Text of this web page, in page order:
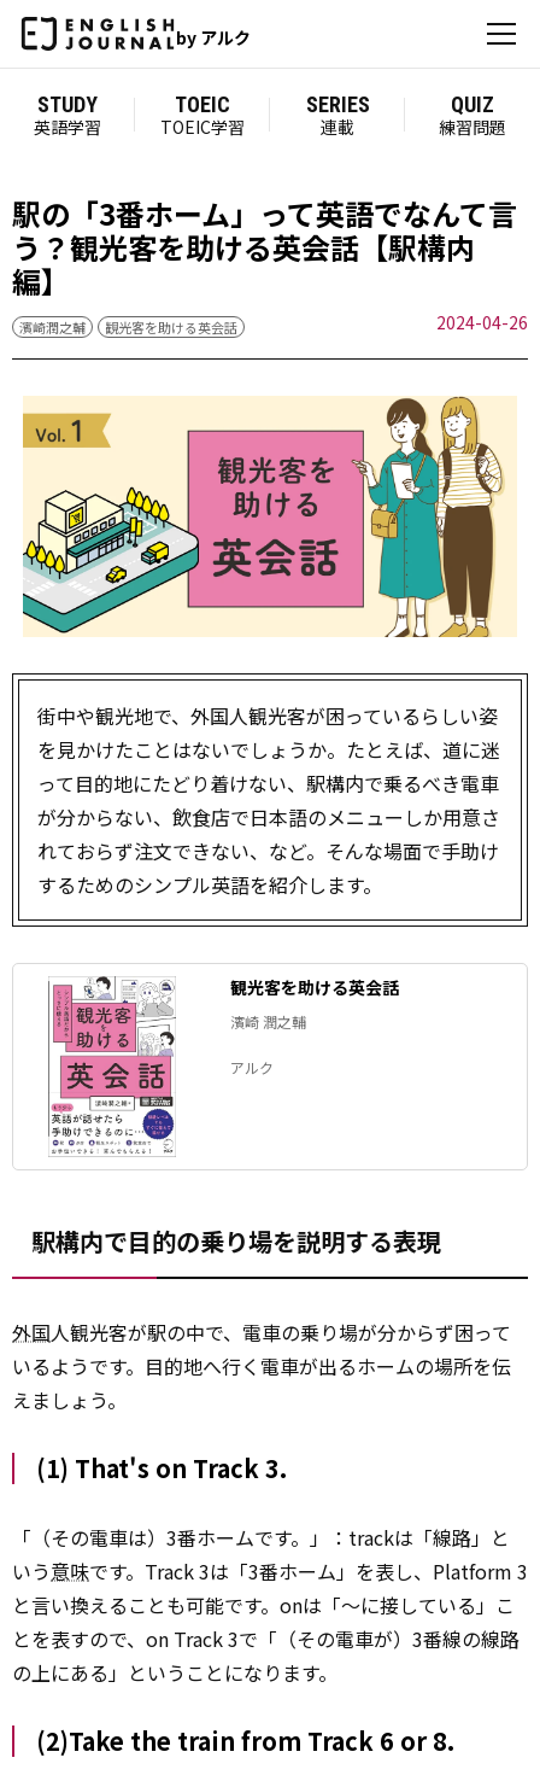
by アルク
STUDY
英語学習
TOEIC
TOEIC学習
SERIES
連載
QUIZ
練習問題
駅の「3番ホーム」って英語でなんて言
う？観光客を助ける英会話【駅構内
編】
濱崎潤之輔 観光客を助ける英会話 2024-04-26
街中や観光地で、外国人観光客が困っているらしい姿
を見かけたことはないでしょうか。たとえば、道に迷
って目的地にたどり着けない、駅構内で乗るべき電車
が分からない、飲食店で日本語のメニューしか用意さ
れておらず注文できない、など。そんな場面で手助け
するためのシンプル英語を紹介します。
観光客を助ける英会話
濱崎 潤之輔
アルク
駅構内で目的の乗り場を説明する表現
外国人観光客が駅の中で、電車の乗り場が分からず困って
いるようです。目的地へ行く電車が出るホームの場所を伝
えましょう。
(1) That's on Track 3.
「（その電車は）3番ホームです。」：trackは「線路」と
いう意味です。Track 3は「3番ホーム」を表し、Platform 3
と言い換えることも可能です。onは「～に接している」こ
とを表すので、on Track 3で「（その電車が）3番線の線路
の上にある」ということになります。
(2)Take the train from Track 6 or 8.